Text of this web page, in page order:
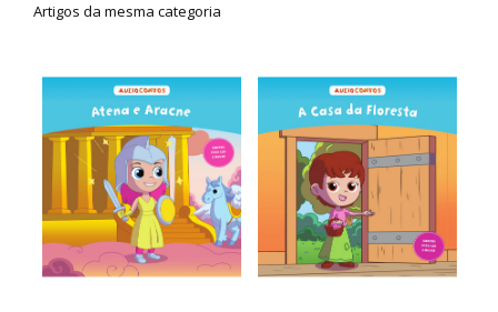
Artigos da mesma categoria